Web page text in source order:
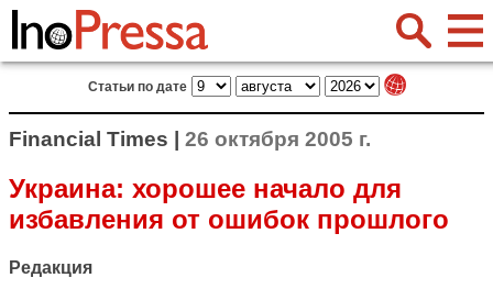
Статьи по дате
Financial Times | 26 октября 2005 г.
Украина: хорошее начало для
избавления от ошибок прошлого
Редакция